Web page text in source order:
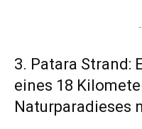
3. Patara Strand:
eines 18
Naturparadieses